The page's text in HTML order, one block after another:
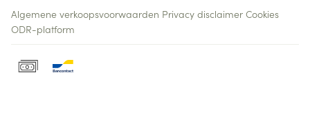
Algemene verkoopsvoorwaarden Privacy disclaimer Cookies
ODR-platform